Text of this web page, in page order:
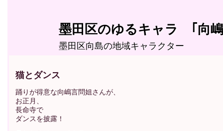
墨田区のゆるキャラ ｢向
墨田区向島の地域キャラクター
猫とダンス
踊りが得意な向嶋言問姐さんが、
お正月、
長命寺で
ダンスを披露！